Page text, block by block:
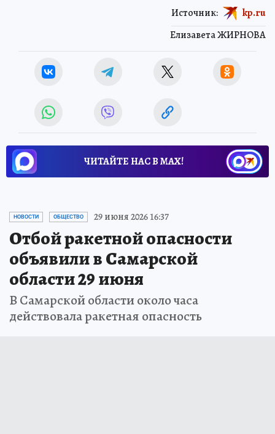
Елизавета ЖИРНОВА
Источник: kp.ru
ЧИТАЙТЕ НАС В МАХ!
НОВОСТИ ОБЩЕСТВО 29 июня 2026 16:37
Отбой ракетной опасности
объявили в Самарской
области 29 июня
В Самарской области около часа
действовала ракетная опасность